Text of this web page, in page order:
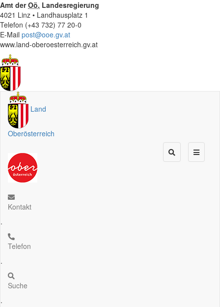
Amt derOö. Landesregierung
4021 Linz • Landhausplatz 1
Telefon (+43 732) 77 20-0
E-Mail post@ooe.gv.at
www.land-oberoesterreich.gv.at
Land
Oberösterreich
Kontakt
.
Telefon
.
Suche
.